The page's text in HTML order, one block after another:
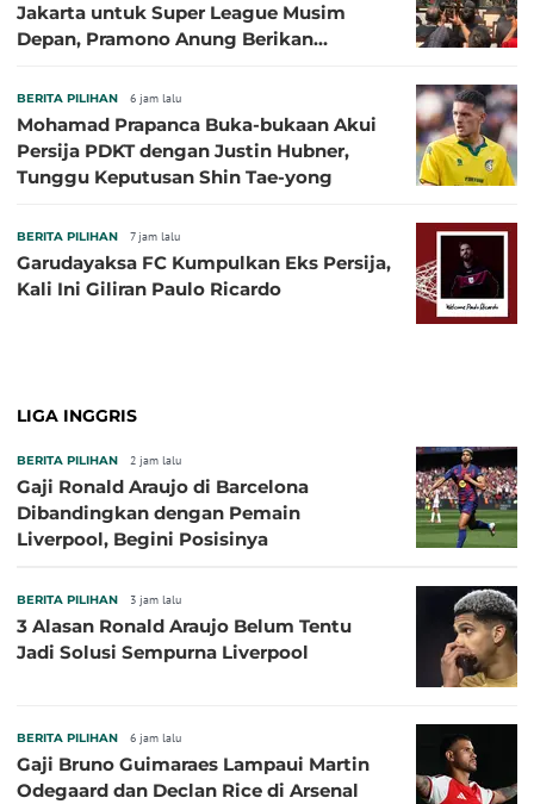
Jakarta untuk Super League Musim
Depan, Pramono Anung Berikan
BERITA PILIHAN 6 jam lalu
Mohamad Prapanca Buka-bukaan Akui
Persija PDKT dengan Justin Hubner,
Tunggu Keputusan Shin Tae-yong
BERITA PILIHAN 7 jam lalu
Garudayaksa FC Kumpulkan Eks Persija,
Kali Ini Giliran Paulo Ricardo
LIGA INGGRIS
BERITA PILIHAN 2 jam lalu
Gaji Ronald Araujo di Barcelona
Dibandingkan dengan Pemain
Liverpool, Begini Posisinya
BERITA PILIHAN 3 jam lalu
3 Alasan Ronald Araujo Belum Tentu
Jadi Solusi Sempurna Liverpool
BERITA PILIHAN 6 jam lalu
Gaji Bruno Guimaraes Lampaui Martin
Odegaard dan Declan Rice di Arsenal